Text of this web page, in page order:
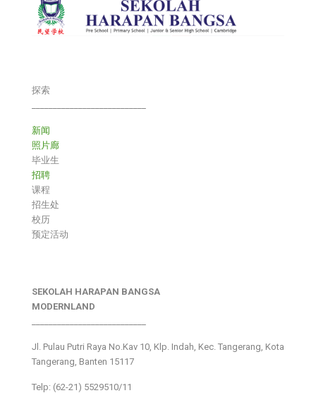
探索
新闻
照片廊
毕业生
招聘
课程
招生处
校历
预定活动
SEKOLAH HARAPAN BANGSA
MODERNLAND
Jl. Pulau Putri Raya No.Kav 10, Klp. Indah, Kec. Tangerang, Kota
Tangerang, Banten 15117
Telp: (62-21) 5529510/11